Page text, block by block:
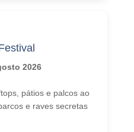
2026
pátios e palcos ao
e raves secretas